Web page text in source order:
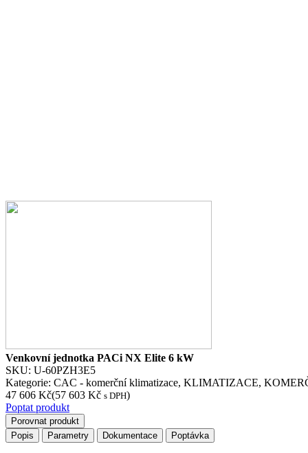
Venkovní jednotka PACi NX Elite 6 kW
SKU: U-60PZH3E5
Kategorie: CAC - komerční klimatizace, KLIMATIZACE,
47 606 Kč(57 603 Kč s DPH)
Poptat produkt
Porovnat produkt
Popis
Parametry Dokumentace Poptávka